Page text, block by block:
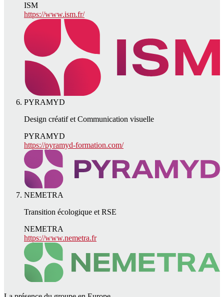
ISM
https://www.ism.fr/
PYRAMYD
Design créatif et Communication visuelle
PYRAMYD
https://pyramyd-formation.com/
NEMETRA
Transition écologique et RSE
NEMETRA
https://www.nemetra.fr